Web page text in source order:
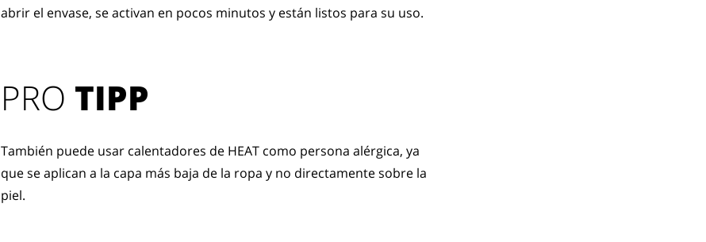
PRO TIPP
También puede usar calentadores de HEAT como persona alérgica, ya
que se aplican a la capa más baja de la ropa y no directamente sobre la
piel.
abrir el envase, se activan en pocos minutos y están listos para su uso.